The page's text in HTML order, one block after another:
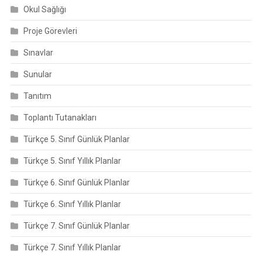
Okul Sağlığı
Proje Görevleri
Sınavlar
Sunular
Tanıtım
Toplantı Tutanakları
Türkçe 5. Sınıf Günlük Planlar
Türkçe 5. Sınıf Yıllık Planlar
Türkçe 6. Sınıf Günlük Planlar
Türkçe 6. Sınıf Yıllık Planlar
Türkçe 7. Sınıf Günlük Planlar
Türkçe 7. Sınıf Yıllık Planlar